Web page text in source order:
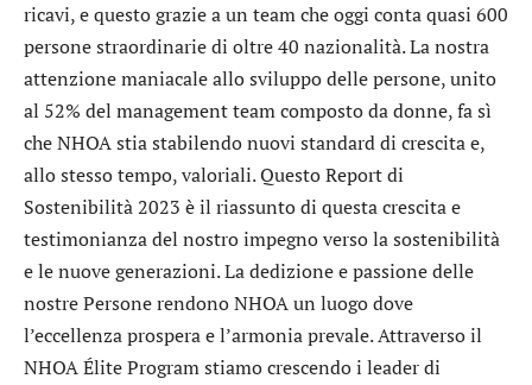
ricavi, e questo grazie a un team che oggi conta quasi 600
persone straordinarie di oltre 40 nazionalità. La nostra
attenzione maniacale allo sviluppo delle persone, unito
al 52% del management team composto da donne, fa sì
che NHOA stia stabilendo nuovi standard di crescita e,
allo stesso tempo, valoriali. Questo Report di
Sostenibilità 2023 è il riassunto di questa crescita e
testimonianza del nostro impegno verso la sostenibilità
e le nuove generazioni. La dedizione e passione delle
nostre Persone rendono NHOA un luogo dove
l’eccellenza prospera e l’armonia prevale. Attraverso il
NHOA Élite Program stiamo crescendo i leader di